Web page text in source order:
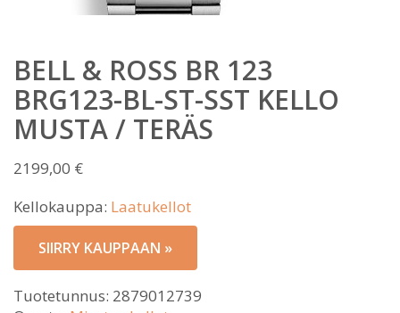
BELL & ROSS BR 123
BRG123-BL-ST-SST KELLO
MUSTA / TERÄS
2199,00 €
Kellokauppa: Laatukellot
SIIRRY KAUPPAAN »
Tuotetunnus: 2879012739